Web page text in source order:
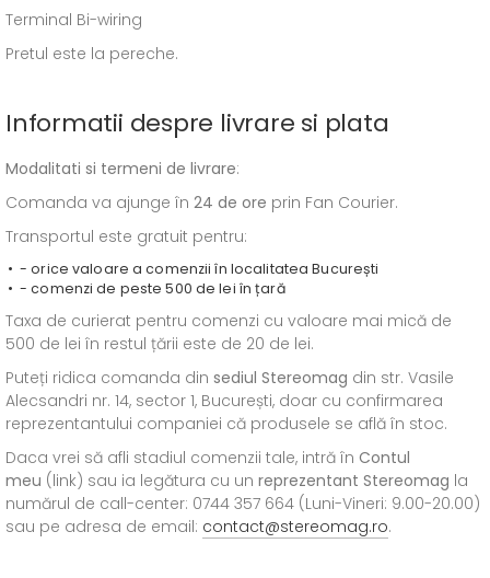
Terminal Bi-wiring
Pretul este la pereche.
Informatii despre livrare si plata
Modalitati si termeni de livrare:
Comanda va ajunge în 24 de ore prin Fan Courier.
Transportul este gratuit pentru:
- orice valoare a comenzii în localitatea București
- comenzi de peste 500 de lei în țară
Taxa de curierat pentru comenzi cu valoare mai mică de
500 de lei în restul țării este de 20 de lei.
Puteți ridica comanda din sediul Stereomag din str. Vasile
Alecsandri nr. 14, sector 1, București, doar cu confirmarea
reprezentantului companiei că produsele se află în stoc.
Daca vrei să afli stadiul comenzii tale, intră în Contul
meu (link) sau ia legătura cu un reprezentant Stereomag la
numărul de call-center: 0744 357 664 (Luni-Vineri: 9.00-20.00)
sau pe adresa de email: contact@stereomag.ro.